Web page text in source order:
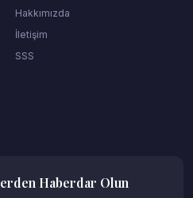
Hakkımızda
İletişim
SSS
Haberdar Olun